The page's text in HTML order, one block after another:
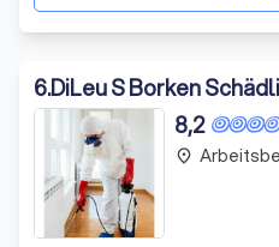
6.DiLeu S Borken
8,2
place